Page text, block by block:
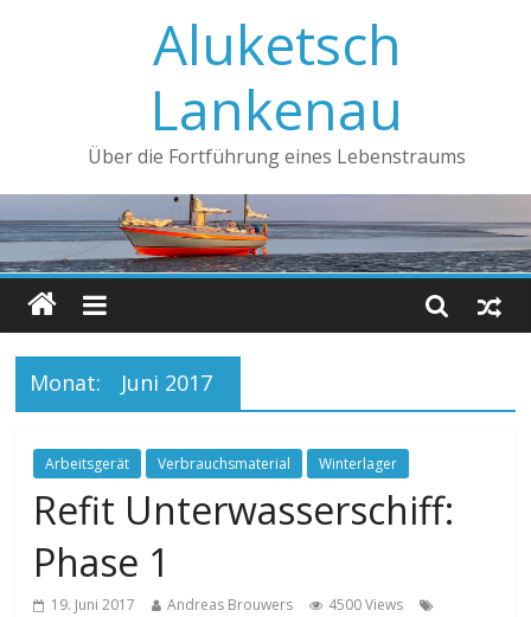
Aluketsch
Lankenau
Über die Fortführung eines Lebenstraums
Monat: Juni 2017
Arbeitsgerät Verbrauchsmaterial Winterlager
Refit Unterwasserschiff:
Phase 1
19. Juni 2017 Andreas Brouwers
4500 Views